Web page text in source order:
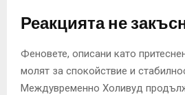
Реакцията не
Феновете, описани като
молят за спокойствие и
Междувременно Холивуд